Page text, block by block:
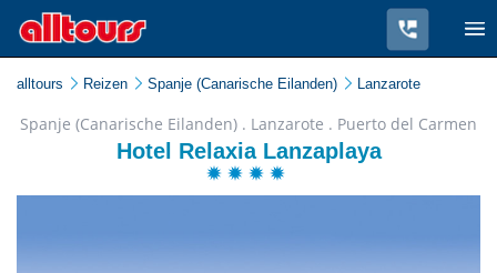
alltours Reizen Spanje (Canarische Eilanden) Lanzarote
Spanje (Canarische Eilanden) . Lanzarote . Puerto del Carmen
Hotel Relaxia Lanzaplaya